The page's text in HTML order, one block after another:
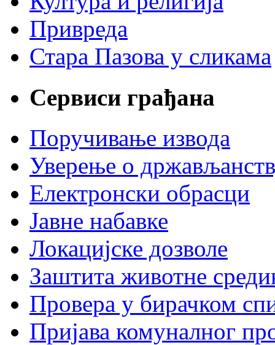
Привреда
Стара Пазова у сликама
Сервиси грађана
Поручивање извода
Уверење о
Електронски обрасци
Јавне набавке
Локацијске дозволе
Заштита животне
Провера у бирачком
Пријава комуналног